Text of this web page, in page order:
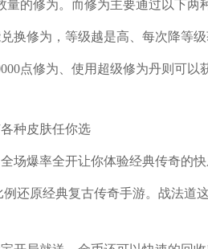
的修为。而修为主要通过以下两
换修为，等级越是高、每次降等
点修为、使用超级修为丹则可以
种皮肤任你选
场爆率全开让你体验经典传奇的快
还原经典复古传奇手游。战法道